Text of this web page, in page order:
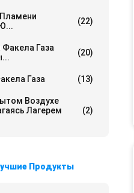
(22)
Факела Газа
(20)
Газа (13)
Воздухе
Лагерем
(2)
Продукты